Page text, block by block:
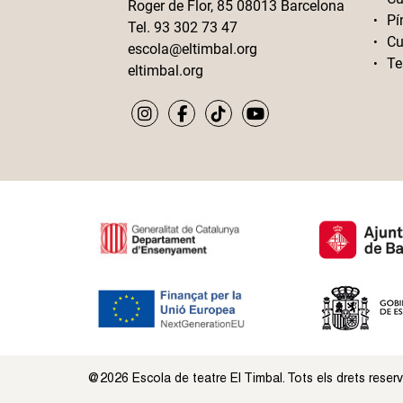
Roger de Flor, 85 08013 Barcelona
Tel. 93 302 73 47
escola@eltimbal.org
eltimbal.org
@2026 Escola de teatre El Timbal. Tots els drets